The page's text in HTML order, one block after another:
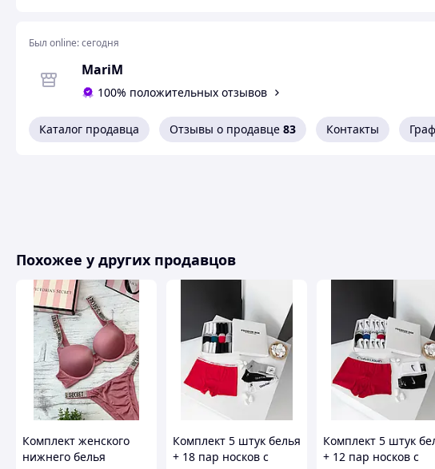
Был online:сегодня
MariM
100% положительных отзывов
Каталог продавца Отзывы о продавце 83 Контакты
Похожее у других продавцов
Комплект женского
нижнего белья
Комплект 5 штук белья
+ 18 пар носков с
Комплект 5 штук
+ 12 пар носков с